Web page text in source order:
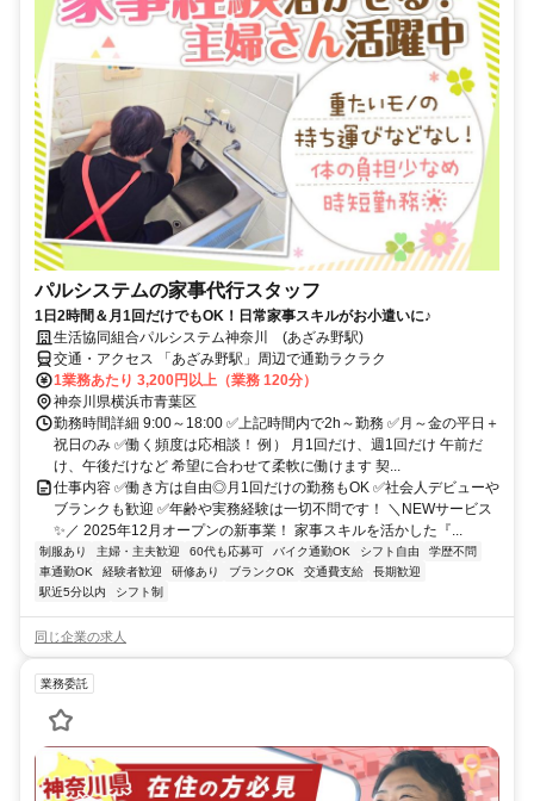
パルシステムの家事代行スタッフ
1日2時間＆月1回だけでもOK！日常家事スキルがお小遣いに♪
生活協同組合パルシステム神奈川 (あざみ野駅)
交通・アクセス 「あざみ野駅」周辺で通勤ラクラク
1業務あたり 3,200円以上（業務 120分）
神奈川県横浜市青葉区
勤務時間詳細 9:00～18:00 ✅上記時間内で2h～勤務 ✅月～金の平日＋
祝日のみ ✅働く頻度は応相談！ 例） 月1回だけ、週1回だけ 午前だ
け、午後だけなど 希望に合わせて柔軟に働けます 契...
仕事内容 ✅働き方は自由◎月1回だけの勤務もOK ✅社会人デビューや
ブランクも歓迎 ✅年齢や実務経験は一切不問です！ ＼NEWサービス
✨／ 2025年12月オープンの新事業！ 家事スキルを活かした『...
制服あり 主婦・主夫歓迎 60代も応募可 バイク通勤OK シフト自由
学歴不問
車通勤OK
経験者歓迎 研修あり ブランクOK 交通費支給
長期歓迎
駅近5分以内
シフト制
同じ企業の求人
業務委託